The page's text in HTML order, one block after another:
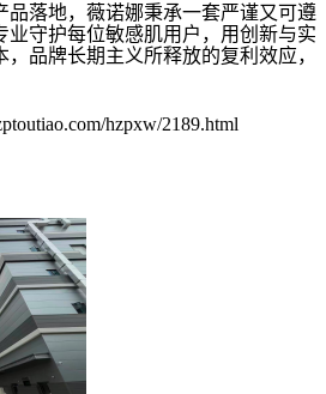
品落地，薇诺娜秉承一套严谨又可遵
业守护每位敏感肌用户，用创新与实
品牌长期主义所释放的复利效应，
hzpxw/2189.html